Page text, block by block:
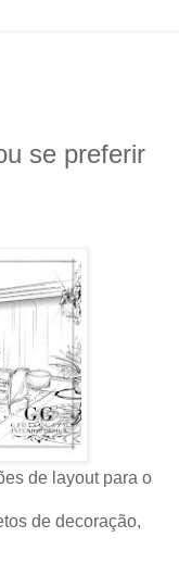
se preferir
de layout para o
de decoração,